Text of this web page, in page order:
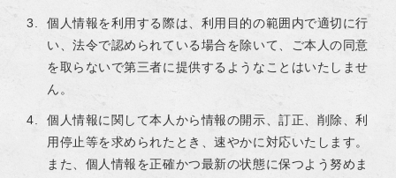
個人情報を利用する際は、利用目的の範囲内で適切に行
い、法令で認められている場合を除いて、ご本人の同意
を取らないで第三者に提供するようなことはいたしませ
ん。
個人情報に関して本人から情報の開示、訂正、削除、利
用停止等を求められたとき、速やかに対応いたします。
また、個人情報を正確かつ最新の状態に保つよう努めま